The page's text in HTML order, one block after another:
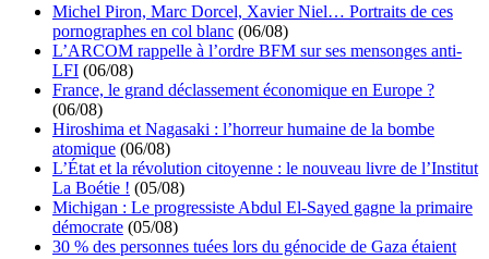
Michel Piron, Marc Dorcel, Xavier Niel… Portraits de ces
pornographes en col blanc (06/08)
L’ARCOM rappelle à l’ordre BFM sur ses mensonges anti-
LFI (06/08)
France, le grand déclassement économique en Europe ?
(06/08)
Hiroshima et Nagasaki : l’horreur humaine de la bombe
atomique (06/08)
L’État et la révolution citoyenne : le nouveau livre de l’Institut
La Boétie ! (05/08)
Michigan : Le progressiste Abdul El-Sayed gagne la primaire
démocrate (05/08)
30 % des personnes tuées lors du génocide de Gaza étaient